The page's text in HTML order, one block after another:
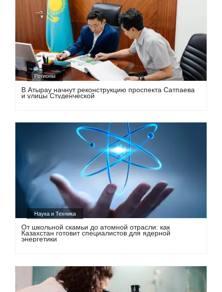
Регионы
В Атырау начнут реконструкцию проспекта Сатпаева
и улицы Студенческой
Наука и Техника
От школьной скамьи до атомной отрасли: как
Казахстан готовит специалистов для ядерной
энергетики